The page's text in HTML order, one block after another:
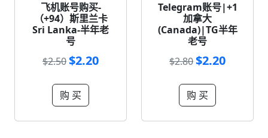
飞机账号购买-
（+94）斯里兰卡
Sri Lanka-半年老
号
$2.50$2.20
购 买
Telegram账号|+1
加拿大
(Canada)|TG半年
老号
$2.80$2.20
购 买